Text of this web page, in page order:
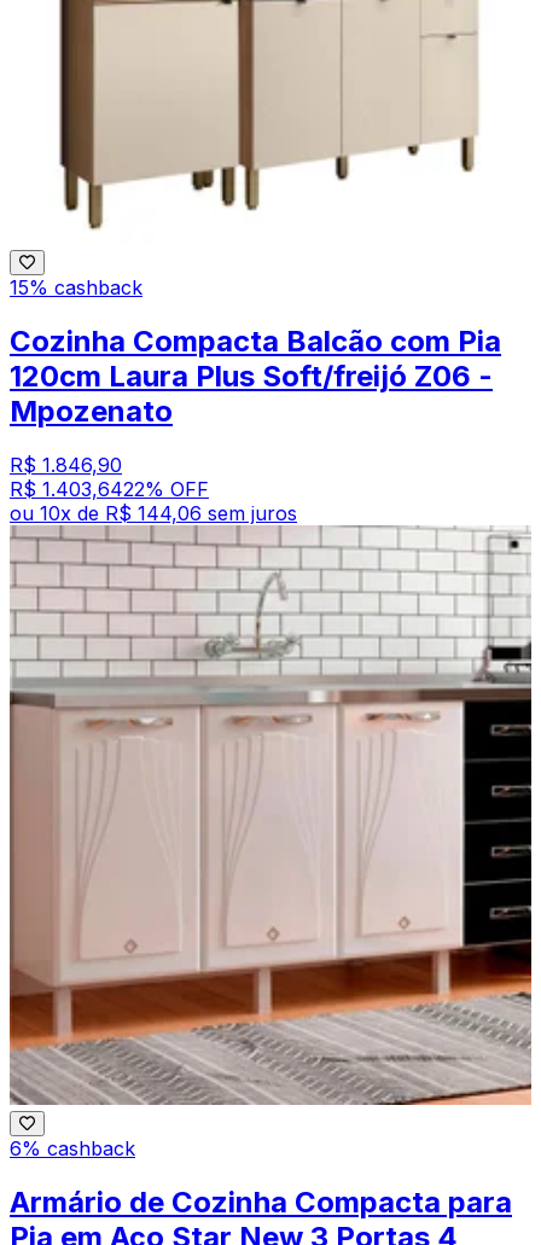
15% cashback
Cozinha Compacta Balcão com Pia
120cm Laura Plus Soft/freijó Z06 -
Mpozenato
R$ 1.846,90
R$ 1.403,6422% OFF
ou 10x de R$ 144,06 sem juros
6% cashback
Armário de Cozinha Compacta para
Pia em Aço Star New 3 Portas 4